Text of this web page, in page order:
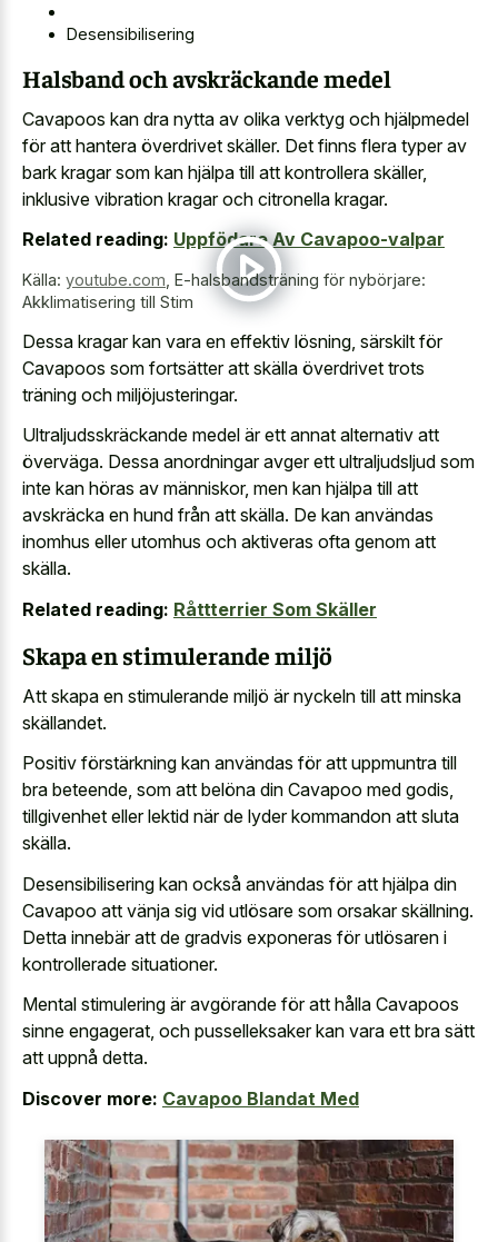
Desensibilisering
Halsband och avskräckande medel
Cavapoos kan dra nytta av olika verktyg och hjälpmedel
för att hantera överdrivet skäller. Det finns flera typer av
bark kragar som kan hjälpa till att kontrollera skäller,
inklusive vibration kragar och citronella kragar.
Related reading: Uppfödare Av Cavapoo-valpar
Källa: youtube.com E-halsbandsträning för nybörjare:
Akklimatisering till Stim
Dessa kragar kan vara en effektiv lösning, särskilt för
Cavapoos som fortsätter att skälla överdrivet trots
träning och miljöjusteringar.
Ultraljudsskräckande medel är ett annat alternativ att
överväga. Dessa anordningar avger ett ultraljudsljud som
inte kan höras av människor, men kan hjälpa till att
avskräcka en hund från att skälla. De kan användas
inomhus eller utomhus och aktiveras ofta genom att
skälla.
Related reading: Råttterrier Som Skäller
Skapa en stimulerande miljö
Att skapa en stimulerande miljö är nyckeln till att minska
skällandet.
Positiv förstärkning kan användas för att uppmuntra till
bra beteende, som att belöna din Cavapoo med godis,
tillgivenhet eller lektid när de lyder kommandon att sluta
skälla.
Desensibilisering kan också användas för att hjälpa din
Cavapoo att vänja sig vid utlösare som orsakar skällning.
Detta innebär att de gradvis exponeras för utlösaren i
kontrollerade situationer.
Mental stimulering är avgörande för att hålla Cavapoos
sinne engagerat, och pusselleksaker kan vara ett bra sätt
att uppnå detta.
Discover more: Cavapoo Blandat Med